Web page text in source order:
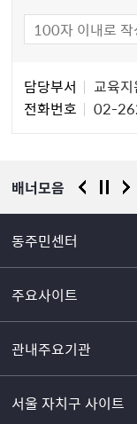
자
담당부서
교육
전화번호
02-
배너모음
경찰청 유실물 통합포털
동주민센터
주요사이트
관내주요기관
서울 자치구 사이트